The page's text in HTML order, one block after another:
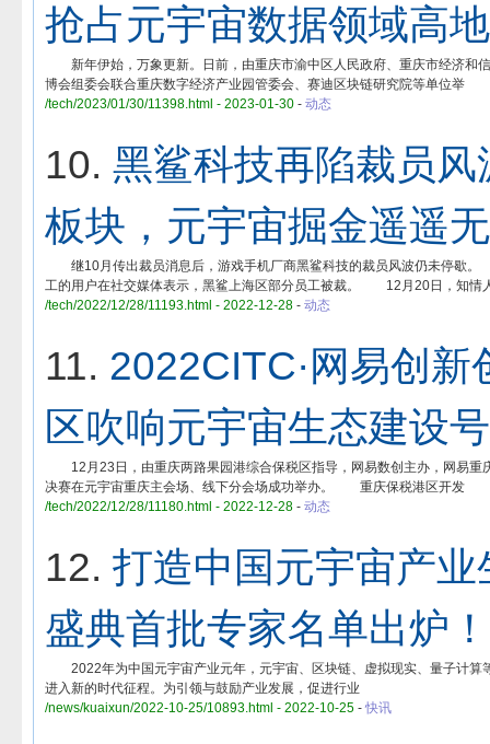
抢占元宇宙数据领域高地
新年伊始，万象更新。日前，由重庆市渝中区人民政府、重庆市经济和
博会组委会联合重庆数字经济产业园管委会、赛迪区块链研究院等单位举
/tech/2023/01/30/11398.html - 2023-01-30 - 动态
10. 黑鲨科技再陷裁员
板块，元宇宙掘金遥遥
继10月传出裁员消息后，游戏手机厂商黑鲨科技的裁员风波仍未停歇
工的用户在社交媒体表示，黑鲨上海区部分员工被裁。 12月20日，知情
/tech/2022/12/28/11193.html - 2022-12-28 - 动态
11. 2022CITC·网易创
区吹响元宇宙生态建设
12月23日，由重庆两路果园港综合保税区指导，网易数创主办，网易重
决赛在元宇宙重庆主会场、线下分会场成功举办。 重庆保税港区开发
/tech/2022/12/28/11180.html - 2022-12-28 - 动态
12. 打造中国元宇宙产
盛典首批专家名单出炉！
2022年为中国元宇宙产业元年，元宇宙、区块链、虚拟现实、量子计算
进入新的时代征程。为引领与鼓励产业发展，促进行业
/news/kuaixun/2022-10-25/10893.html - 2022-10-25 - 快讯